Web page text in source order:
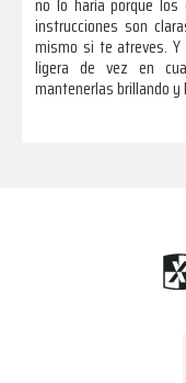
instrucciones son
mismo si te atreves.
ligera de vez en
mantenerlas brillando